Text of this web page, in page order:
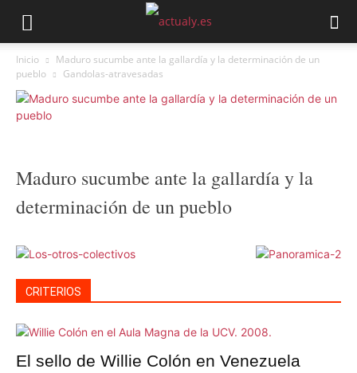
Inicio
Maduro sucumbe ante la gallardía y la determinación de un
pueblo
Gandolas-atravesadas
Maduro sucumbe ante la gallardía y la
determinación de un pueblo
CRITERIOS
El sello de Willie Colón en Venezuela